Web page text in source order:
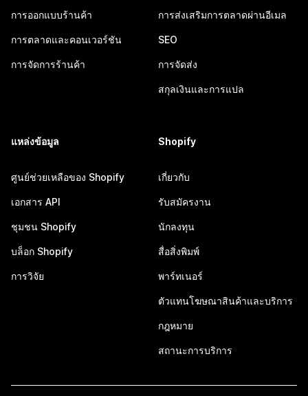
การออกแบบร้านค้า
การตลาดและคอนเวอร์ชัน
การจัดการร้านค้า
การส่งเสริมการตลาดผ่านอีเมล
SEO
การจัดส่ง
สกุลเงินและการแปล
แหล่งข้อมูล
ศูนย์ช่วยเหลือของ Shopify
เอกสาร API
ชุมชน Shopify
บล็อก Shopify
การวิจัย
Shopify
เกี่ยวกับ
รับสมัครงาน
นักลงทุน
สื่อสิ่งพิมพ์
พาร์ทเนอร์
ตัวแทนโฆษณาสินค้าและบริการ
กฎหมาย
สถานะการบริการ